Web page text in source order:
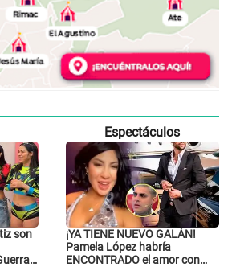
son
Espectáculos
¡YA TIENE NUEVO GALÁN!
Pamela López habría
ENCONTRADO el amor con